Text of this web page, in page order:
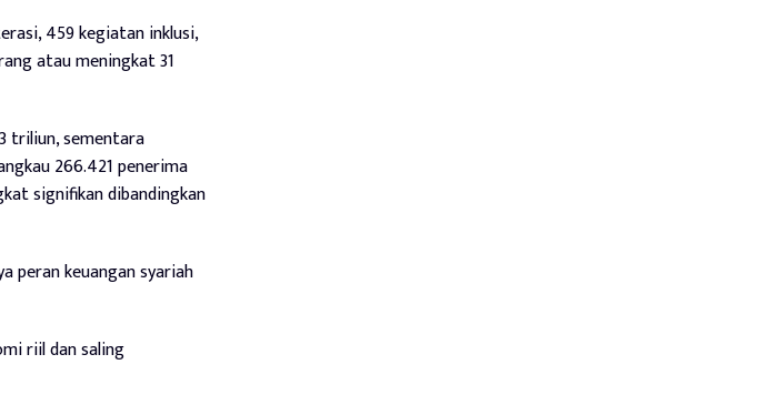
459 kegiatan inklusi,
atau meningkat 31
triliun, sementara
266.421 penerima
signifikan dibandingkan
peran keuangan syariah
riil dan saling